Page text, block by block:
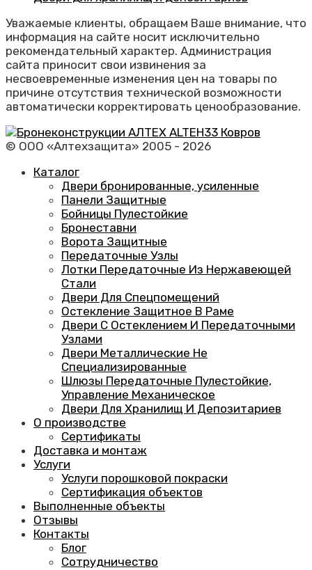
Уважаемые клиенты, обращаем Ваше внимание, что
информация на сайте носит исключительно
рекомендательный характер. Администрация
сайта приносит свои извинения за
несвоевременные изменения цен на товары по
причине отсутствия технической возможности
автоматически корректировать ценообразование.
© ООО «Алтехзащита» 2005 - 2026
Каталог
Двери бронированные, усиленные
Панели Защитные
Бойницы Пулестойкие
Бронеставни
Ворота Защитные
Передаточные Узлы
Лотки Передаточные Из Нержавеющей
Стали
Двери Для Спецпомещений
Остекление Защитное В Раме
Двери С Остеклением И Передаточными
Узлами
Двери Металлические Не
Специализированные
Шлюзы Передаточные Пулестойкие,
Управление Механическое
Двери Для Хранилищ И Депозитариев
О производстве
Сертификаты
Доставка и монтаж
Услуги
Услуги порошковой покраски
Сертификация объектов
Выполненные объекты
Отзывы
Контакты
Блог
Сотрудничество